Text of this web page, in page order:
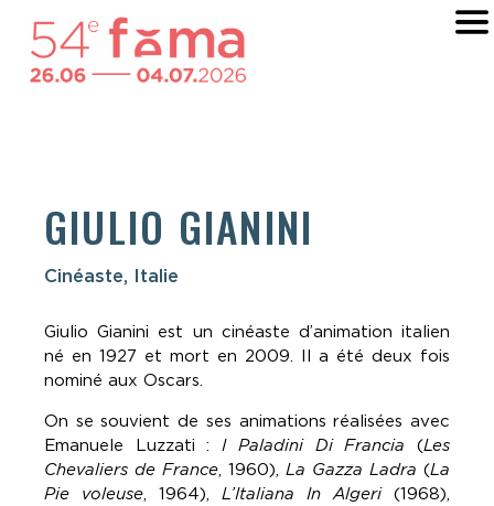
GIULIO GIANINI
Cinéaste, Italie
Giulio Gianini est un cinéaste d’animation italien
né en 1927 et mort en 2009. Il a été deux fois
nominé aux Oscars.
On se souvient de ses animations réalisées avec
Emanuele Luzzati :I Paladini Di Francia(Les
Chevaliers de France, 1960), La Gazza Ladra (La
Pie voleuse, 1964), L’Italiana In Algeri (1968),